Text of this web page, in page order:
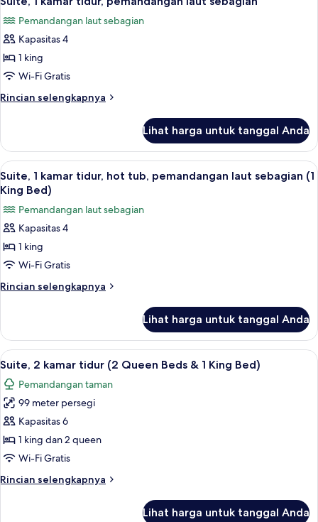
teras
(1
Bed)
semua
foto
untuk
Suite,
1
kamar
tidur,
laut
sebagian
Pemandangan laut sebagian
Kapasitas 4
1 king
Wi-Fi Gratis
Rincian selengkapnya
Rincian
Suite,
kamar
tidur,
pemandangan
laut
sebagian
Lihat harga untuk tanggal Anda
Lihat
semua
foto
untuk
Suite,
1
kamar
tidur,
pemandangan
laut
sebagian
(1
King
Bed)
Seprai premium, minibar, brankas,
17
Suite, 1 kamar tidur, hot tub, pemandangan laut sebagian (1
King Bed)
Pemandangan laut sebagian
Kapasitas 4
1 king
Wi-Fi Gratis
Rincian selengkapnya
Rincian
Suite,
kamar
hot
tub,
laut
sebagian
(1
King
Bed)
Lihat harga untuk tanggal Anda
Lihat
semua
foto
untuk
Suite,
2
kamar
(2
Suite, 2 kamar tidur (2 Queen Beds
19
Suite, 2 kamar tidur (2 Queen Beds & 1 King Bed)
Pemandangan taman
99 meter persegi
Kapasitas 6
1 king dan 2 queen
Wi-Fi Gratis
Rincian selengkapnya
Rincian
Lihat harga untuk tanggal Anda